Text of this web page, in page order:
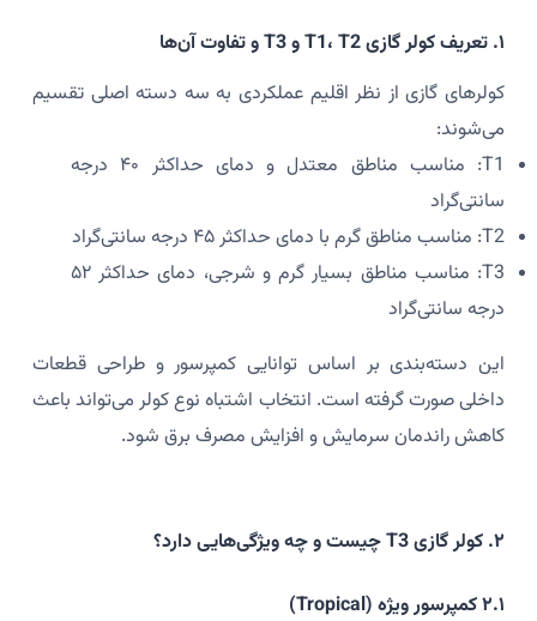
۱. تعریف کولر گازی T1، T2 و T3 و تفاوت آن‌ها
کولرهای گازی از نظر اقلیم عملکردی به سه دسته اصلی تقسیم
می‌شوند:
T1: مناسب مناطق معتدل و دمای حداکثر ۴۰ درجه
سانتی‌گراد
T2: مناسب مناطق گرم با دمای حداکثر ۴۵ درجه سانتی‌گراد
T3: مناسب مناطق بسیار گرم و شرجی، دمای حداکثر ۵۲
درجه سانتی‌گراد
این دسته‌بندی بر اساس توانایی کمپرسور و طراحی قطعات
داخلی صورت گرفته است. انتخاب اشتباه نوع کولر می‌تواند باعث
کاهش راندمان سرمایش و افزایش مصرف برق شود.
۲. کولر گازی T3 چیست و چه ویژگی‌هایی دارد؟
۲.۱ کمپرسور ویژه (Tropical)